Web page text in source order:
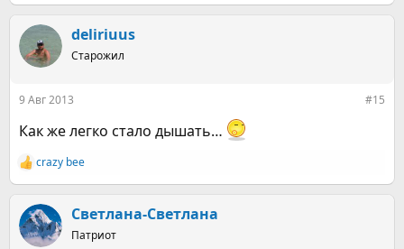
deliriuus
Старожил
9 Авг 2013 #15
Как же легко стало дышать…
Р
е
к
ц
и
crazy bee
Светлана-Светлана
Патриот